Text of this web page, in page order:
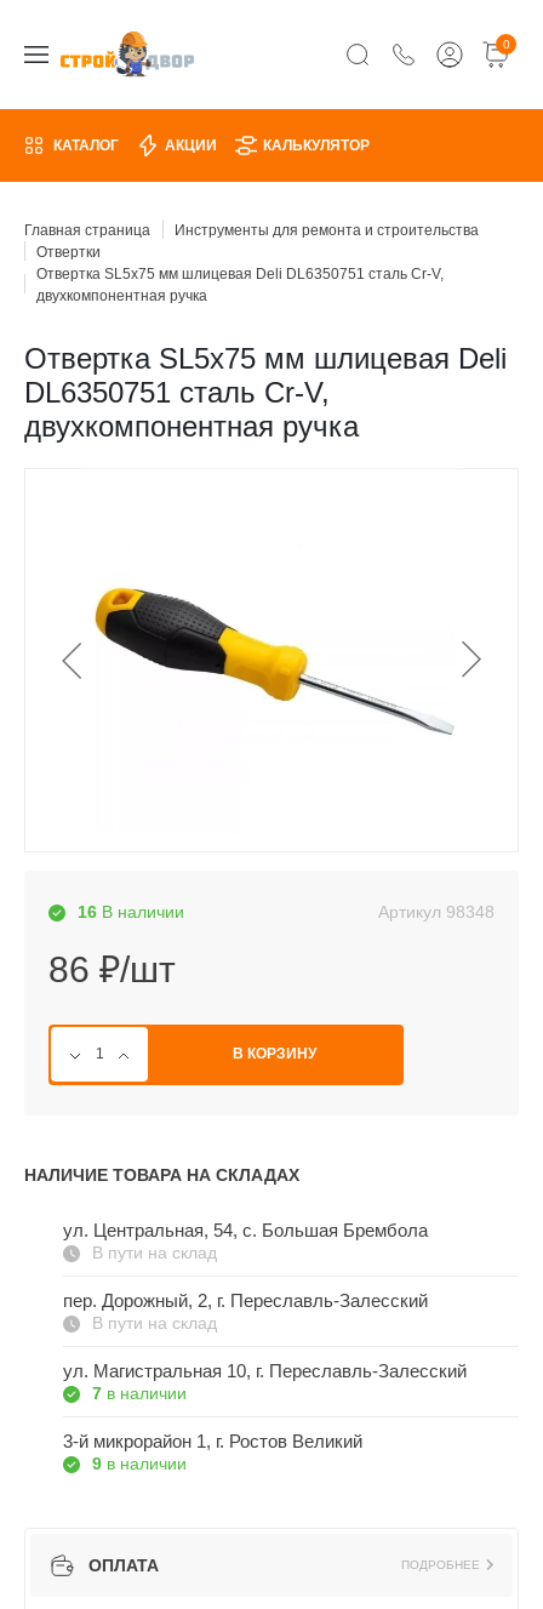
0
КАТАЛОГ АКЦИИ КАЛЬКУЛЯТОР
Главная страница
Инструменты для ремонта и строительства
Отвертки
Отвертка SL5х75 мм шлицевая Deli DL6350751 сталь Cr-V,
двухкомпонентная ручка
Отвертка SL5х75 мм шлицевая Deli
DL6350751 сталь Cr-V,
двухкомпонентная ручка
16 В наличии Артикул 98348
86 ₽/шт
В КОРЗИНУ
НАЛИЧИЕ ТОВАРА НА СКЛАДАХ
ул. Центральная, 54, c. Большая Брембола
В пути на склад
пер. Дорожный, 2, г. Переславль-Залесский
В пути на склад
ул. Магистральная 10, г. Переславль-Залесский
7 в наличии
3-й микрорайон 1, г. Ростов Великий
9 в наличии
ОПЛАТА ПОДРОБНЕЕ